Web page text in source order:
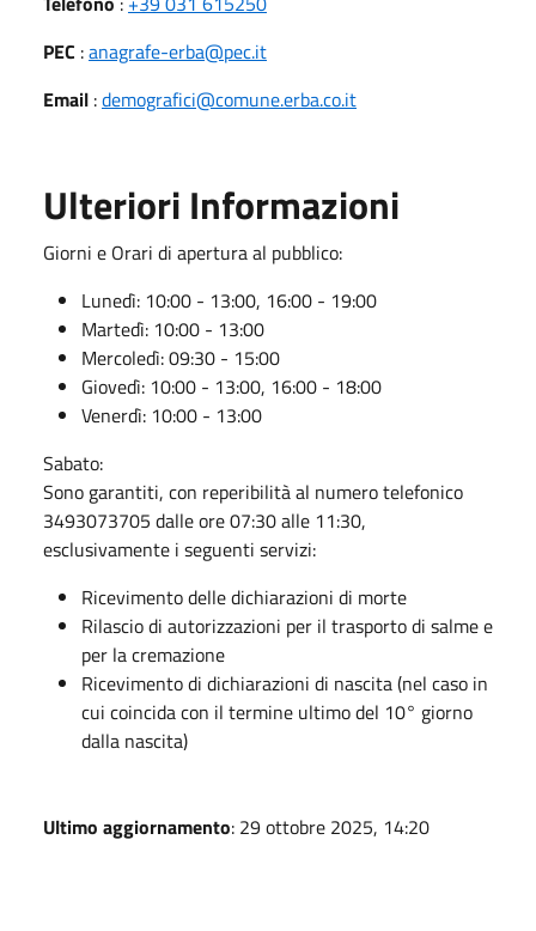
PEC :anagrafe-erba@pec.it
Email :demografici@comune.erba.co.it
Ulteriori Informazioni
Giorni e Orari di apertura al pubblico:
Lunedì: 10:00 - 13:00, 16:00 - 19:00
Martedì: 10:00 - 13:00
Mercoledì: 09:30 - 15:00
Giovedì: 10:00 - 13:00, 16:00 - 18:00
Venerdì: 10:00 - 13:00
Sabato:
Sono garantiti, con reperibilità al numero telefonico
3493073705 dalle ore 07:30 alle 11:30,
esclusivamente i seguenti servizi:
Ricevimento delle dichiarazioni di morte
Rilascio di autorizzazioni per il trasporto di salme e
per la cremazione
Ricevimento di dichiarazioni di nascita (nel caso in
cui coincida con il termine ultimo del 10° giorno
dalla nascita)
Ultimo aggiornamento: 29 ottobre 2025, 14:20